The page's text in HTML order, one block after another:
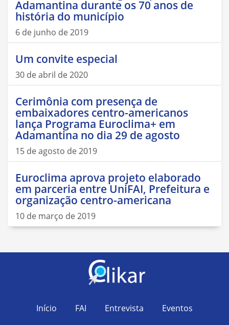
Adamantina durante os 70 anos de
história do município
6 de junho de 2019
Um convite especial
30 de abril de 2020
Cerimônia com presença de
embaixadores centro-americanos
lança Programa Euroclima+ em
Adamantina no dia 29 de agosto
15 de agosto de 2019
Euroclima aprova projeto elaborado
em parceria entre UniFAI, Prefeitura e
organização centro-americana
10 de março de 2019
Início FAI Entrevista Eventos